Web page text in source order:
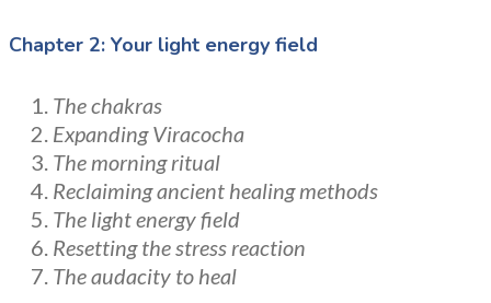
Chapter 2: Your light energy field
The chakras
Expanding Viracocha
The morning ritual
Reclaiming ancient healing methods
The light energy field
Resetting the stress reaction
The audacity to heal